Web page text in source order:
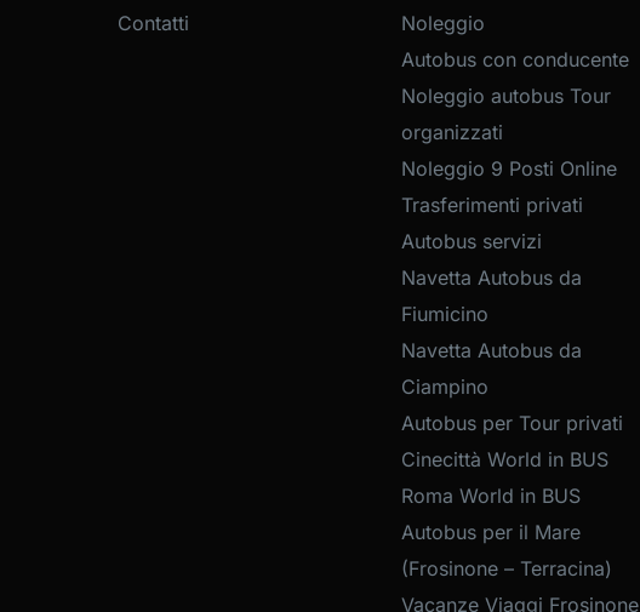
Contatti
Noleggio
Autobus con conducente
Noleggio autobus Tour
organizzati
Noleggio 9 Posti Online
Trasferimenti privati
Autobus servizi
Navetta Autobus da
Fiumicino
Navetta Autobus da
Ciampino
Autobus per Tour privati
Cinecittà World in BUS
Roma World in BUS
Autobus per il Mare
(Frosinone – Terracina)
Vacanze Viaggi Frosinone